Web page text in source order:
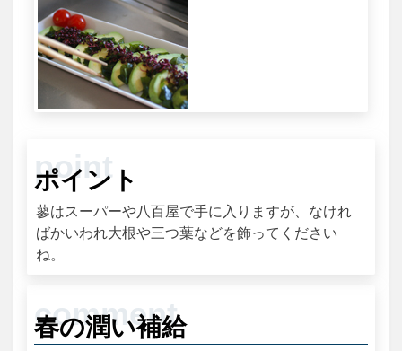
ポイント
蓼はスーパーや八百屋で手に入りますが、なけれ
ばかいわれ大根や三つ葉などを飾ってください
ね。
春の潤い補給